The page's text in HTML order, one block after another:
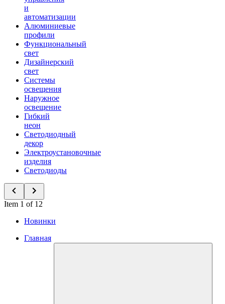
и
автоматизации
Алюминиевые
профили
Функциональный
свет
Дизайнерский
свет
Системы
освещения
Наружное
освещение
Гибкий
неон
Светодиодный
декор
Электроустановочные
изделия
Светодиоды
Item 1 of 12
Новинки
Главная